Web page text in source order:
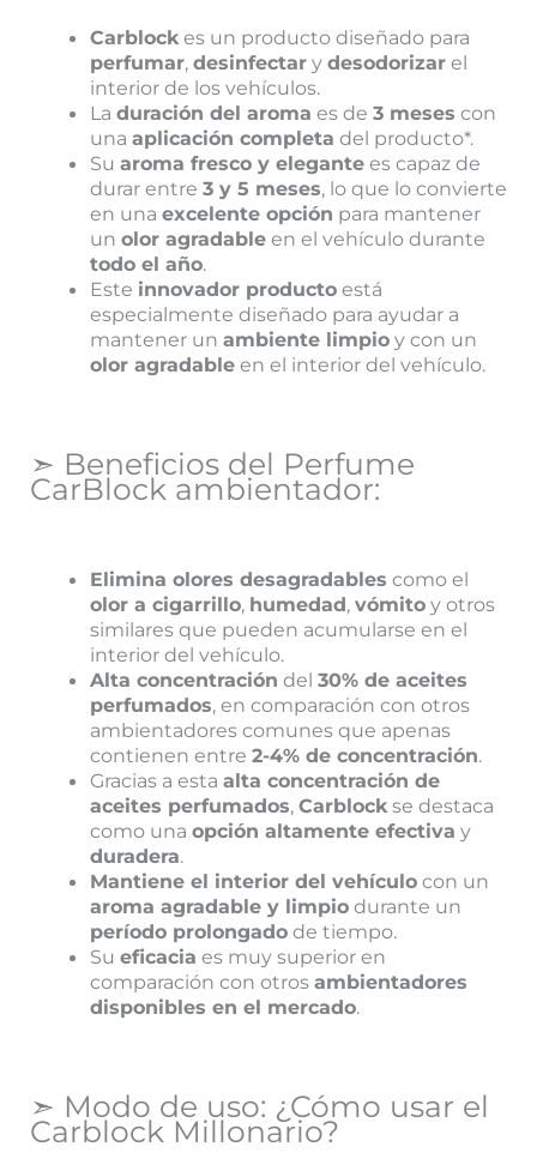
Carblockes un producto diseñado para
perfumar, desinfectary desodorizarel
interior de los vehículos.
La duración del aroma es de 3 meses con
una aplicación completa del producto*.
Su aroma fresco y elegantees capaz de
durar entre 3 y 5 meses, lo que lo convierte
en una excelente opción para mantener
un olor agradableen el vehículo durante
todo el año.
Este innovador productoestá
especialmente diseñado para ayudar a
mantener un ambiente limpioy con un
olor agradableen el interior del vehículo.
➣ Beneficios del Perfume
CarBlock ambientador:
Elimina olores desagradables como el
olor a cigarrillo, humedad, vómitoy otros
similares que pueden acumularse en el
interior del vehículo.
Alta concentración del 30% de aceites
perfumados, en comparación con otros
ambientadores comunes que apenas
contienen entre 2-4% de concentración.
Gracias a esta alta concentración de
aceites perfumados, Carblockse destaca
como una opción altamente efectiva y
duradera.
Mantiene el interior del vehículocon un
aroma agradable y limpiodurante un
período prolongadode tiempo.
Su eficacia es muy superior en
comparación con otros ambientadores
disponibles en el mercado.
➣ Modo de uso: ¿Cómo usar el
Carblock Millonario?